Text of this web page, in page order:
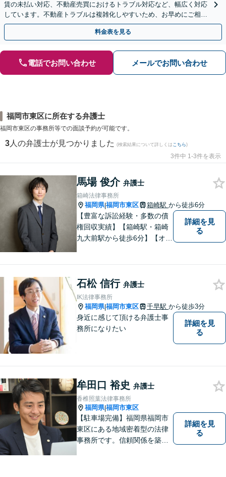
賃の未払い対応、不動産売買におけるトラブル対応など、幅広く対応
しています。不動産トラブルは複雑化しやすいため、お早めにご相談
ください。【休日・夜間面談可】
料金表を見る
電話でお問い合わせ メールでお問い合わせ
福岡市東区に所在する弁護士
福岡市東区の事務所等での面談予約が可能です。
3 人の弁護士が見つかりました (検索結果について詳しくは こちら)
3件中 1-3件を表示
馬場 俊介 弁護士
箱崎法律事務所
福岡県|福岡市東区 箱崎駅 から徒歩6分
【豊富な訴訟経験・多数の債
権回収実績】【箱崎駅・箱崎
九大前駅から徒歩6分】【オン
ビジネス上の法的課題まで、
各種法律相談、訴訟・債権回
収等のご依頼を承っておりま
す。
詳細を見
る
石松 信行 弁護士
IK法律事務所
福岡県|福岡市東区 千早駅 から徒歩3分
身近に感じて頂ける弁護士事
務所になりたい
詳細を見
る
牟田口 裕史 弁護士
香椎照葉法律事務所
福岡県|福岡市東区
【駐車場完備】福岡県福岡市
東区にある地域密着型の法律
事務所です。信頼関係を築
詳細を見
る